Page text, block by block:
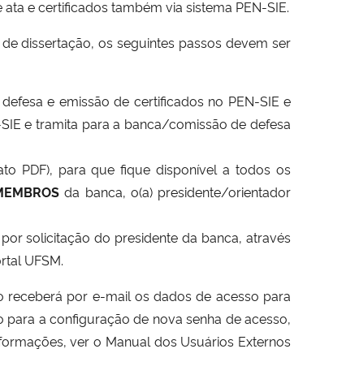
e certificados também via sistema PEN-SIE.
dissertação, os seguintes passos devem ser
e emissão de certificados no PEN-SIE e
e tramita para a banca/comissão de defesa
PDF), para que fique disponível a todos os
da banca, o(a) presidente/orientador
solicitação do presidente da banca, através
UFSM.
receberá por e-mail os dados de acesso para
para a configuração de nova senha de acesso,
ver o Manual dos Usuários Externos